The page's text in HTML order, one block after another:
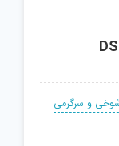
شوخی و سرگرمی